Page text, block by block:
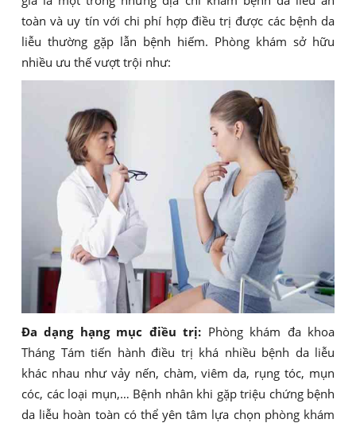
toàn và uy tín với chi phí hợp điều trị được các bệnh da
liễu thường gặp lẫn bệnh hiếm. Phòng khám sở hữu
nhiều ưu thế vượt trội như:
Đa dạng hạng mục điều trị: Phòng khám đa khoa
Tháng Tám tiến hành điều trị khá nhiều bệnh da liễu
khác nhau như vảy nến, chàm, viêm da, rụng tóc, mụn
cóc, các loại mụn,… Bệnh nhân khi gặp triệu chứng bệnh
da liễu hoàn toàn có thể yên tâm lựa chọn phòng khám